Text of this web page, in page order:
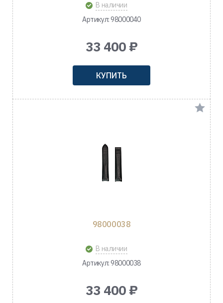
В наличии
Артикул: 98000040
33 400 ₽
КУПИТЬ
98000038
В наличии
Артикул: 98000038
33 400 ₽